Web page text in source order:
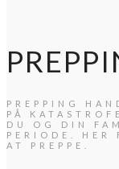
PREPPING
PÅ
DU OG DIN
PERIODE. HER
AT PREPPE.